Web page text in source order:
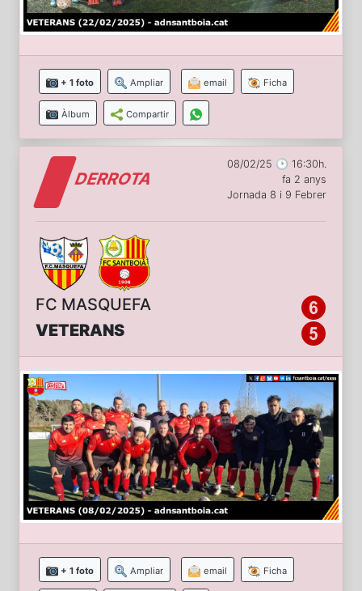
+ 1 foto Ampliar email Ficha
Àlbum Compartir
DERROTA
08/02/25 🕑 16:30h.
fa 2 anys
Jornada 8 i 9 Febrer
FC MASQUEFA
VETERANS
+ 1 foto Ampliar email Ficha